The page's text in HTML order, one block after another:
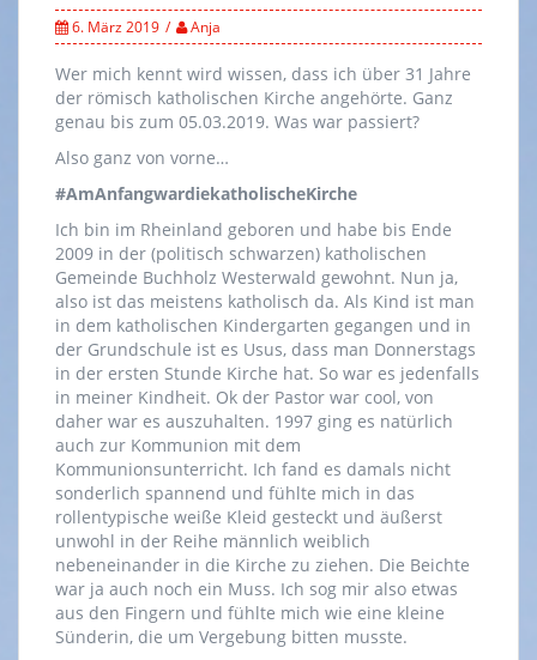
6. März 2019 Anja
Wer mich kennt wird wissen, dass ich über 31 Jahre
der römisch katholischen Kirche angehörte. Ganz
genau bis zum 05.03.2019. Was war passiert?
Also ganz von vorne…
#AmAnfangwardiekatholischeKirche
Ich bin im Rheinland geboren und habe bis Ende
2009 in der (politisch schwarzen) katholischen
Gemeinde Buchholz Westerwald gewohnt. Nun ja,
also ist das meistens katholisch da. Als Kind ist man
in dem katholischen Kindergarten gegangen und in
der Grundschule ist es Usus, dass man Donnerstags
in der ersten Stunde Kirche hat. So war es jedenfalls
in meiner Kindheit. Ok der Pastor war cool, von
daher war es auszuhalten. 1997 ging es natürlich
auch zur Kommunion mit dem
Kommunionsunterricht. Ich fand es damals nicht
sonderlich spannend und fühlte mich in das
rollentypische weiße Kleid gesteckt und äußerst
unwohl in der Reihe männlich weiblich
nebeneinander in die Kirche zu ziehen. Die Beichte
war ja auch noch ein Muss. Ich sog mir also etwas
aus den Fingern und fühlte mich wie eine kleine
Sünderin, die um Vergebung bitten musste.